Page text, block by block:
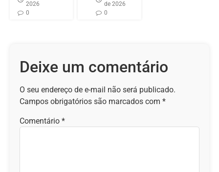
2026
0
de 2026
0
Deixe um comentário
O seu endereço de e-mail não será publicado.
Campos obrigatórios são marcados com *
Comentário *